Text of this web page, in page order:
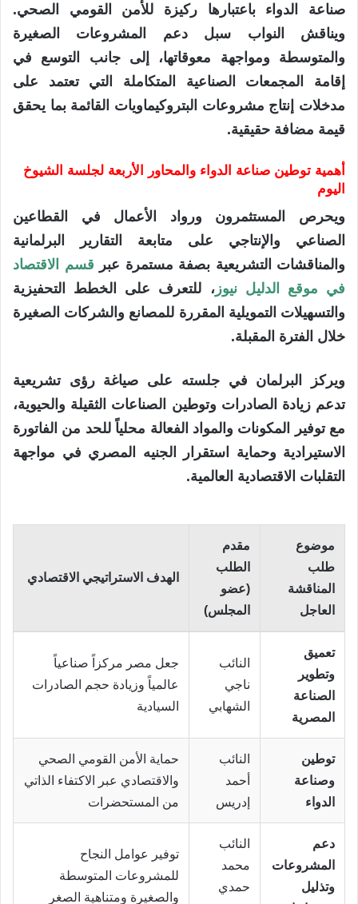
صناعة الدواء باعتبارها ركيزة للأمن القومي الصحي.
ويناقش النواب سبل دعم المشروعات الصغيرة
والمتوسطة ومواجهة معوقاتها، إلى جانب التوسع في
إقامة المجمعات الصناعية المتكاملة التي تعتمد على
مدخلات إنتاج مشروعات البتروكيماويات القائمة بما يحقق
قيمة مضافة حقيقية.
أهمية توطين صناعة الدواء والمحاور الأربعة لجلسة الشيوخ
اليوم
ويحرص المستثمرون ورواد الأعمال في القطاعين
الصناعي والإنتاجي على متابعة التقارير البرلمانية
والمناقشات التشريعية بصفة مستمرة عبر قسم الاقتصاد
في موقع الدليل نيوز، للتعرف على الخطط التحفيزية
والتسهيلات التمويلية المقررة للمصانع والشركات الصغيرة
خلال الفترة المقبلة.
ويركز البرلمان في جلسته على صياغة رؤى تشريعية
تدعم زيادة الصادرات وتوطين الصناعات الثقيلة والحيوية،
مع توفير المكونات والمواد الفعالة محلياً للحد من الفاتورة
الاستيرادية وحماية استقرار الجنيه المصري في مواجهة
التقلبات الاقتصادية العالمية.
موضوع
طلب
المناقشة
العاجل
مقدم
الطلب
(عضو
المجلس)
الهدف الاستراتيجي الاقتصادي
تعميق
وتطوير
الصناعة
المصرية
النائب
ناجي
الشهابي
جعل مصر مركزاً صناعياً
عالمياً وزيادة حجم الصادرات
السيادية
توطين
وصناعة
الدواء
النائب
أحمد
إدريس
حماية الأمن القومي الصحي
والاقتصادي عبر الاكتفاء الذاتي
من المستحضرات
دعم
المشروعات
وتذليل
النائب
محمد
حمدي
توفير عوامل النجاح
للمشروعات المتوسطة
والصغيرة ومتناهية الصغر